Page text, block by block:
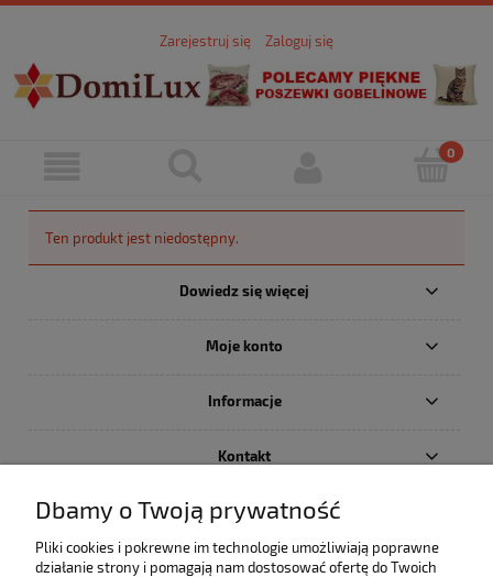
Zarejestruj się Zaloguj się
Ten produkt jest niedostępny.
Dowiedz się więcej
Moje konto
Informacje
Kontakt
©2022 Domilux
pokaż pełną wersję strony
Dbamy o Twoją prywatność
Pliki cookies i pokrewne im technologie umożliwiają poprawne
działanie strony i pomagają nam dostosować ofertę do Twoich